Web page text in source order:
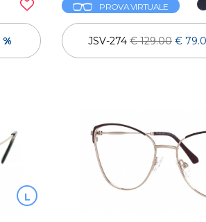
PROVA VIRTUALE
JSV-274€ 129.00 €
L